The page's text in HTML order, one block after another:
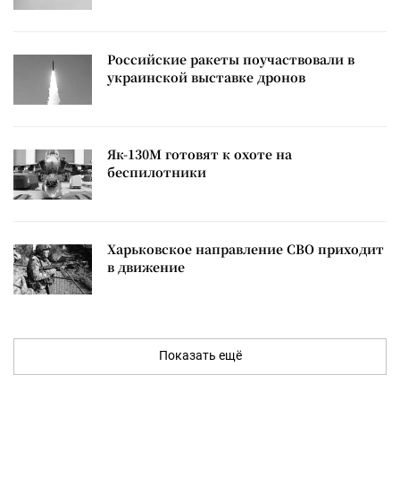
Российские ракеты поучаствовали в
украинской выставке дронов
Як-130М готовят к охоте на
беспилотники
Харьковское направление СВО приходит
в движение
Показать ещё